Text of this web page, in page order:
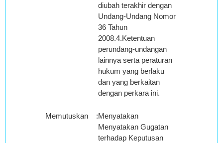
diubah terakhir dengan
Undang-Undang Nomor
36 Tahun
2008.4.Ketentuan
perundang-undangan
lainnya serta peraturan
hukum yang berlaku
dan yang berkaitan
dengan perkara ini.
Memutuskan :Menyatakan
Menyatakan Gugatan
terhadap Keputusan